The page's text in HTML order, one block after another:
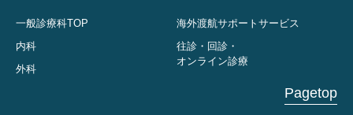
Pagetop
一般診療科TOP
内科
外科
海外渡航サポートサービス
往診・回診・
オンライン診療